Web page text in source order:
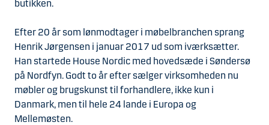
butikken.
Efter 20 år som lønmodtager i møbelbranchen sprang
Henrik Jørgensen i januar 2017 ud som iværksætter.
Han startede House Nordic med hovedsæde i Søndersø
på Nordfyn. Godt to år efter sælger virksomheden nu
møbler og brugskunst til forhandlere, ikke kun i
Danmark, men til hele 24 lande i Europa og
Mellemøsten.